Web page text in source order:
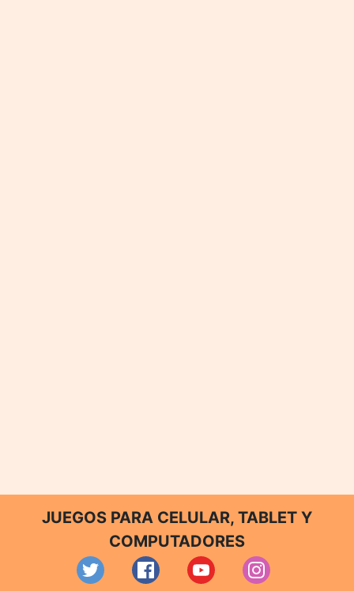
JUEGOS PARA CELULAR, TABLET Y
COMPUTADORES